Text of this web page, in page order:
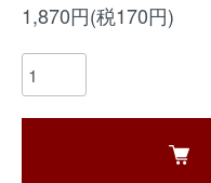
1,870円(税170円)